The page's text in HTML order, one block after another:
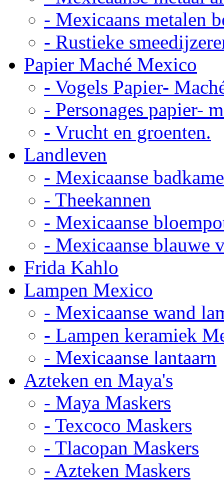
- Mexicaans metalen
- Rustieke
Papier Maché Mexico
- Vogels Papier-
- Personages papier-
- Vrucht en groenten.
Landleven
- Mexicaanse
- Theekannen
- Mexicaanse
- Mexicaanse blauwe
Frida Kahlo
Lampen Mexico
- Mexicaanse wand
- Lampen keramiek
- Mexicaanse lantaarn
Azteken en Maya's
- Maya Maskers
- Texcoco Maskers
- Tlacopan Maskers
- Azteken Maskers